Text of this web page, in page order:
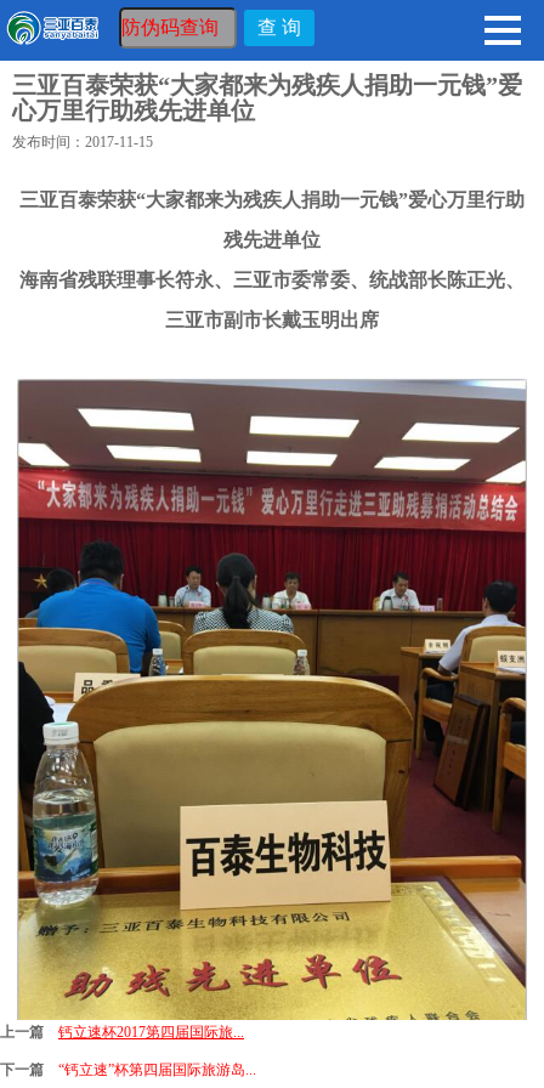
三亚百泰荣获“大家都来为残疾人捐助一元钱”爱
心万里行助残先进单位
发布时间：2017-11-15
三亚百泰荣获“大家都来为残疾人捐助一元钱”爱心万里行助
残先进单位
海南省残联理事长符永、三亚市委常委、统战部长陈正光、
三亚市副市长戴玉明出席
上一篇 钙立速杯2017第四届国际旅...
下一篇 “钙立速”杯第四届国际旅游岛...